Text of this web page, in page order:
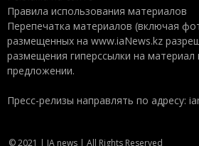
Правила использования материалов
Перепечатка материалов (включая
размещенных на www.iaNews.kz
размещения гиперссылки на
предложении.
Пресс-релизы направлять по адресу:
© 2021 | IA news | All Rights Reserved